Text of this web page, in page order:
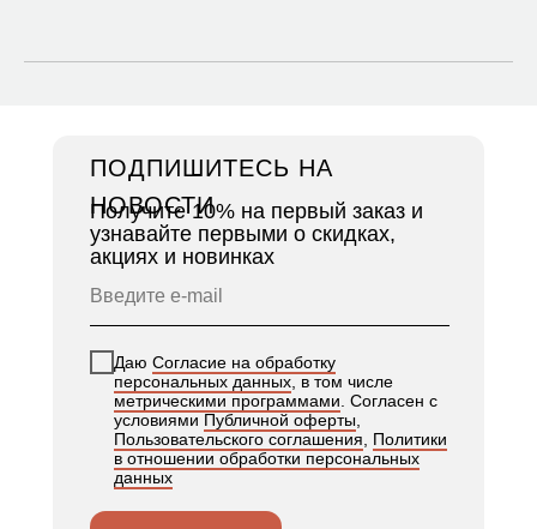
ПОДПИШИТЕСЬ НА
НОВОСТИ
Получите 10% на первый заказ и
узнавайте первыми о скидках,
акциях и новинках
Даю Согласие на обработку
персональных данных, в том числе
метрическими программами . Согласен с
условиямиПубличной оферты
Пользовательского соглашения
Политики
в отношении обработки персональных
данных